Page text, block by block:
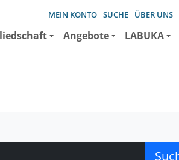
MEIN KONTO SUCHE ÜBER UNS
Angebote LABUKA